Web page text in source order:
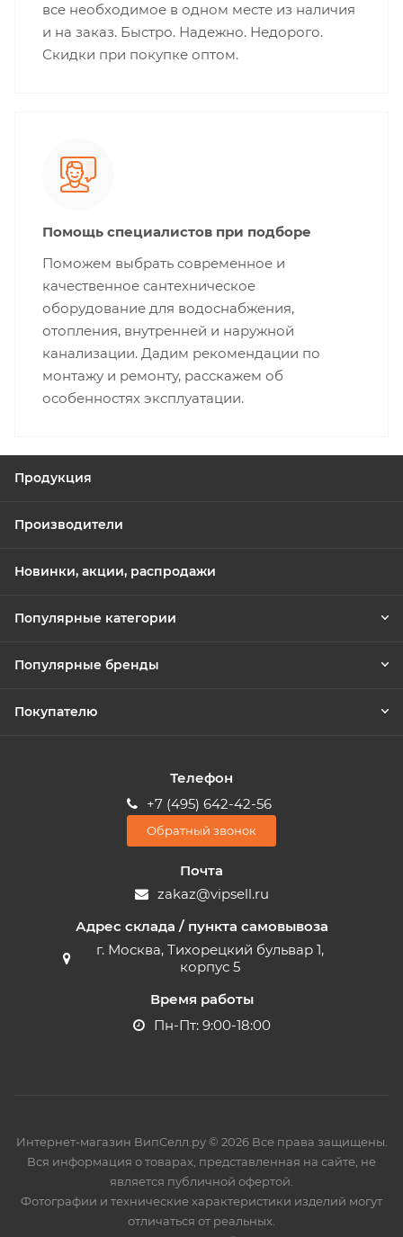
все необходимое в одном месте из наличия
и на заказ. Быстро. Надежно. Недорого.
Скидки при покупке оптом.
Помощь специалистов при подборе
Поможем выбрать современное и
качественное сантехническое
оборудование для водоснабжения,
отопления, внутренней и наружной
канализации. Дадим рекомендации по
монтажу и ремонту, расскажем об
особенностях эксплуатации.
Продукция
Производители
Новинки, акции, распродажи
Популярные категории
Популярные бренды
Покупателю
Телефон
+7 (495) 642-42-56
Обратный звонок
Почта
zakaz@vipsell.ru
Адрес склада / пункта самовывоза
г. Москва, Тихорецкий бульвар 1,
корпус 5
Время работы
Пн-Пт: 9:00-18:00
Интернет-магазин ВипСелл.ру © 2026 Все права защищены.
Вся информация о товарах, представленная на сайте, не
является публичной офертой.
Фотографии и технические характеристики изделий могут
отличаться от реальных.